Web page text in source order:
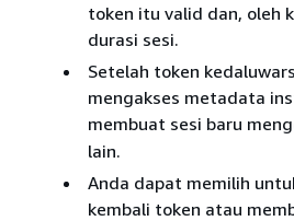
token itu valid dan, oleh
durasi sesi.
Setelah token
mengakses metadata
membuat sesi baru
lain.
Anda dapat memilih
kembali token atau